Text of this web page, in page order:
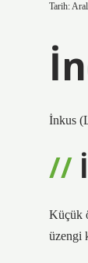
Tarih:
İnkus
Küçük
üzengi